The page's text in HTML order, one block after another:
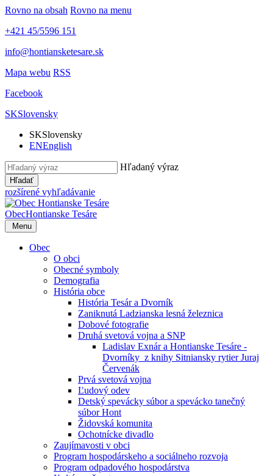
Rovno na obsah Rovno na menu
+421 45/5596 151
info@hontiansketesare.sk
Mapa webu RSS
Facebook
SKSlovensky
SKSlovensky
ENEnglish
Hľadaný výraz
Hľadať
rozšírené vyhľadávanie
ObecHontianske Tesáre
Menu
Obec
O obci
Obecné symboly
Demografia
História obce
História Tesár a Dvorník
Zaniknutá Ladzianska lesná železnica
Dobové fotografie
Druhá svetová vojna a SNP
Ladislav Exnár a Hontianske Tesáre -
Dvorníky z knihy Sitniansky rytier Juraj
Červenák
Prvá svetová vojna
Ľudový odev
Detský spevácky súbor a spevácko tanečný
súbor Hont
Židovská komunita
Ochotnícke divadlo
Zaujímavosti v obci
Program hospodárskeho a sociálneho rozvoja
Program odpadového hospodárstva